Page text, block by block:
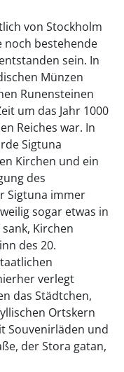
von Stockholm
noch bestehende
sein. In
Münzen
Runensteinen
um das Jahr 1000
Reiches war. In
Sigtuna
Kirchen und ein
des
Sigtuna immer
sogar etwas in
Kirchen
des 20.
verlegt
das Städtchen,
Ortskern
Souvenirläden und
der Stora gatan,